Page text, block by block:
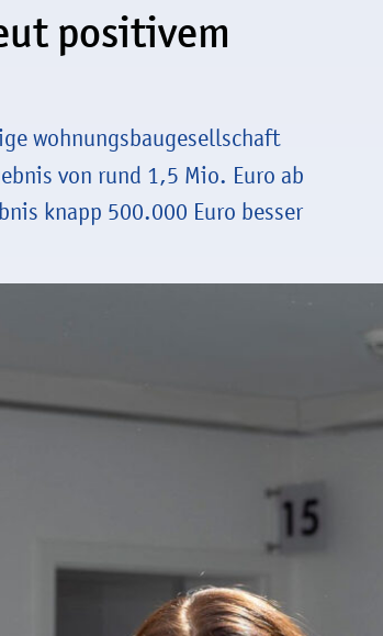
positivem
wohnungsbaugesellschaft
von rund 1,5 Mio. Euro ab
knapp 500.000 Euro besser